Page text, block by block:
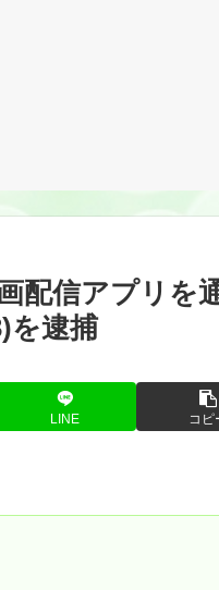
配信アプリを
を逮捕
LINE コピ